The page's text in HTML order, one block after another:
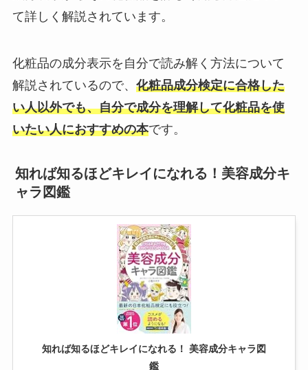
て詳しく解説されています。
化粧品の成分表示を自分で読み解く方法について
解説されているので、 化粧品成分検定に合格した
い人以外でも、自分で成分を理解して化粧品を使
いたい人におすすめの本です。
知れば知るほどキレイになれる！美容成分キ
ャラ図鑑
知れば知るほどキレイになれる！ 美容成分キャラ図
鑑